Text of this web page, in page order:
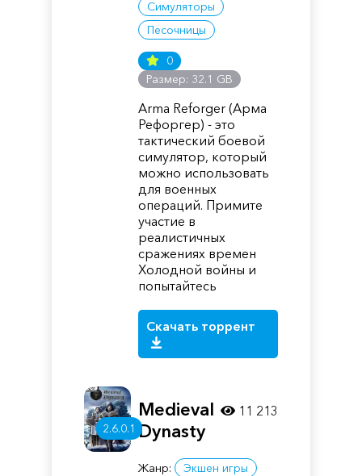
Симуляторы
Песочницы
0
Размер: 32.1 GB
Arma Reforger (Арма
Рефоргер) - это
тактический боевой
симулятор, который
можно использовать
для военных
операций. Примите
участие в
реалистичных
сражениях времен
Холодной войны и
попытайтесь
Скачать торрент
2.6.0.1
Medieval
Dynasty
Жанр:
Экшен игры
11 213